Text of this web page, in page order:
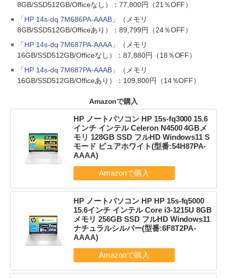
8GB/SSD512GB/Officeなし）：77,800円（21％OFF）
「HP 14s-dq 7M686PA-AAAB」
（メモリ
8GB/SSD512GB/Officeあり）：89,799円（24％OFF）
「HP 14s-dq 7M687PA-AAAA」
（メモリ
16GB/SSD512GB/Officeなし）：87,880円（18％OFF）
「HP 14s-dq 7M687PA-AAAB」
（メモリ
16GB/SSD512GB/Officeあり）：109,800円（14％OFF）
Amazonで購入
HP ノートパソコン HP 15s-fq3000 15.6
インチ インテル Celeron N4500 4GBメ
モリ 128GB SSD フルHD Windows11 S
モード ピュアホワイト(型番:54H87PA-
AAAA)
HP ノートパソコン HP HP 15s-fq5000
15.6インチ インテル Core i3-1215U 8GB
メモリ 256GB SSD フルHD Windows11
ナチュラルシルバー(型番:6F8T2PA-
AAAA)